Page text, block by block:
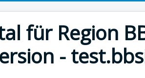
für Region
-